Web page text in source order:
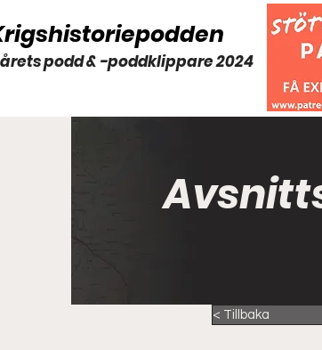
podd & -poddklippare 2024
< Tillbaka